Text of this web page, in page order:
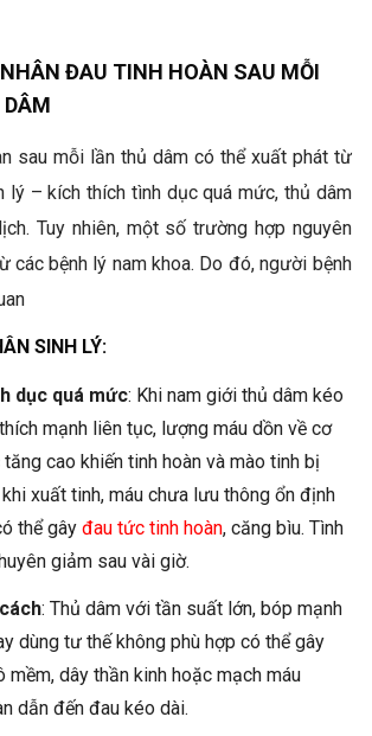
ĐAU TINH HOÀN SAU MỖI
sau mỗi lần thủ dâm có thể xuất phát từ
lý – kích thích tình dục quá mức, thủ dâm
Tuy nhiên, một số trường hợp nguyên
các bệnh lý nam khoa. Do đó, người bệnh
SINH LÝ:
dục quá mức: Khi nam giới thủ dâm kéo
mạnh liên tục, lượng máu dồn về cơ
cao khiến tinh hoàn và mào tinh bị
xuất tinh, máu chưa lưu thông ổn định
thể gây đau tức tinh hoàn, căng bìu. Tình
giảm sau vài giờ.
: Thủ dâm với tần suất lớn, bóp mạnh
dùng tư thế không phù hợp có thể gây
mềm, dây thần kinh hoặc mạch máu
dẫn đến đau kéo dài.